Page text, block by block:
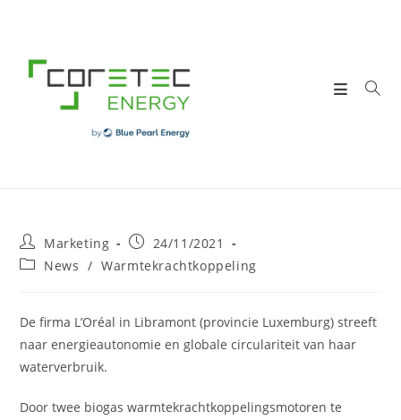
content
Post
author:
Marketing
Post
published:
24/11/2021
PostNews / Warmtekrachtkoppeling
De firma L’Oréal in Libramont (provincie Luxemburg) streeft
naar energieautonomie en globale circulariteit van haar
waterverbruik.
Door twee biogas warmtekrachtkoppelingsmotoren te